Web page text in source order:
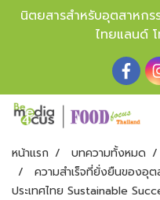
นิตยสารสำหรับอุตสาหก
ไทยแลนด์
หน้าแรก บทความทั้งหมด
ความสำเร็จที่ยั่งยืนของอุต
ประเทศไทย Sustainable